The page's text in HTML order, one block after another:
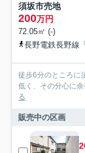
須坂市売地
200万円
72.05㎡ (-)
長野電鉄長野線
徒歩6分のところに
低く、その分心に
る
販売中の区画